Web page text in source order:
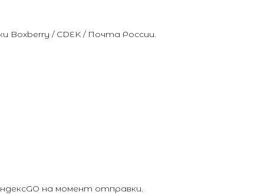
/ CDEK / Почта России.
на момент отправки.